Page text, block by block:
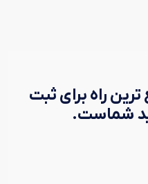
راه برای ثبت
شماست.